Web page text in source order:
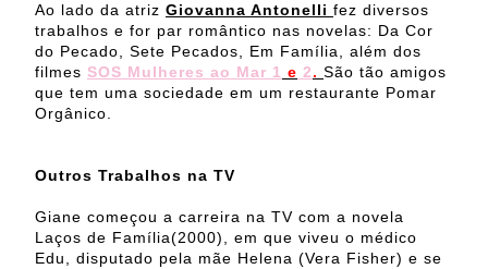
Ao lado da atriz Giovanna Antonelli fez diversos
trabalhos e for par romântico nas novelas: Da Cor
do Pecado, Sete Pecados, Em Família, além dos
filmes SOS Mulheres ao Mar 1 e 2. São tão amigos
que tem uma sociedade em um restaurante Pomar
Orgânico.
Outros Trabalhos na TV
Giane começou a carreira na TV com a novela
Laços de Família(2000), em que viveu o médico
Edu, disputado pela mãe Helena (Vera Fisher) e se